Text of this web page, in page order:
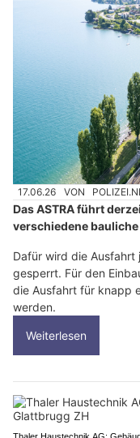
17.06.26 VON
Das ASTRA führt
verschiedene
Dafür wird die Ausfahrt
gesperrt. Für den
die Ausfahrt für knapp
werden.
Weiterlesen